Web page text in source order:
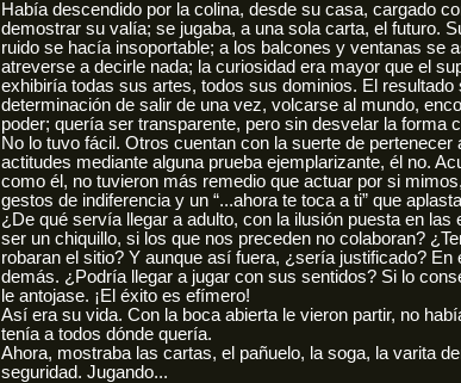
Había descendido por la colina, desde su casa, cargado
demostrar su valía; se jugaba, a una sola carta, el futuro.
ruido se hacía insoportable; a los balcones y ventanas se
atreverse a decirle nada; la curiosidad era mayor que el
exhibiría todas sus artes, todos sus dominios. El resultado
determinación de salir de una vez, volcarse al mundo,
poder; quería ser transparente, pero sin desvelar la forma
No lo tuvo fácil. Otros cuentan con la suerte de
actitudes mediante alguna prueba ejemplarizante, él no.
como él, no tuvieron más remedio que actuar por si
gestos de indiferencia y un “...ahora te toca a ti” que
¿De qué servía llegar a adulto, con la ilusión puesta en las
ser un chiquillo, si los que nos preceden no colaboran?
robaran el sitio? Y aunque así fuera, ¿sería justificado?
demás. ¿Podría llegar a jugar con sus sentidos? Si lo
le antojase. ¡El éxito es efímero!
Así era su vida. Con la boca abierta le vieron partir, no
tenía a todos dónde quería.
Ahora, mostraba las cartas, el pañuelo, la soga, la varita
seguridad. Jugando...